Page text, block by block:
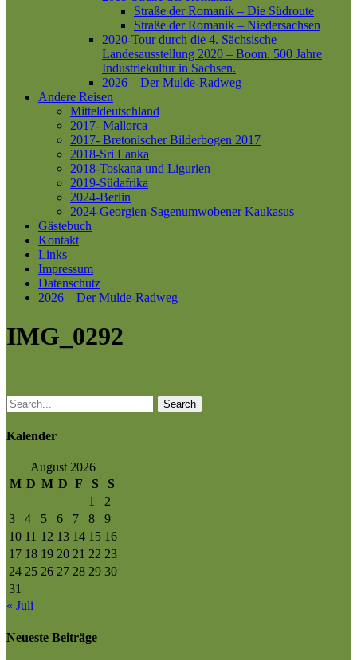
Straße der Romanik – Die Südroute
Straße der Romanik – Niedersachsen
2020-Tour durch die 4. Sächsische
Landesausstellung 2020 – Boom. 500 Jahre
Industriekultur in Sachsen.
2026 – Der Mulde-Radweg
Andere Reisen
Mitteldeutschland
2017- Mallorca
2017- Bretonischer Bilderbogen 2017
2018-Sri Lanka
2018-Toskana und Ligurien
2019-Südafrika
2024-Berlin
2024-Georgien-Sagenumwobener Kaukasus
Gästebuch
Kontakt
Links
Impressum
Datenschutz
2026 – Der Mulde-Radweg
IMG_0292
Search
Kalender
August 2026
M D M D F S
S
1
2
3
4 5 6 7 8
9
10 11 12 13 14 15 16
17 18 19 20 21 22 23
24 25 26 27 28 29 30
31
« Juli
Neueste Beiträge